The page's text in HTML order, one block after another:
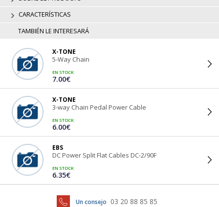
CARACTERÍSTICAS
TAMBIÉN LE INTERESARÁ
X-TONE
5-Way Chain
EN STOCK
7.00€
X-TONE
3-way Chain Pedal Power Cable
EN STOCK
6.00€
EBS
DC Power Split Flat Cables DC-2/90F
EN STOCK
6.35€
Un consejo 03 20 88 85 85